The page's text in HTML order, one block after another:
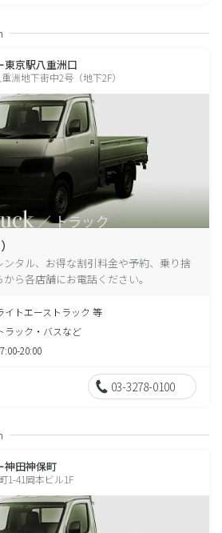
東京駅八重洲口
洲地下街中2号（地下2F）
ンタル、お得な割引料金や予約、乗り捨
ら各店舗にお電話ください。
イトエーストラック 等
ラック・バスなど
20:00
03-3278-0100
神田神保町
1-41岡本ビル1F